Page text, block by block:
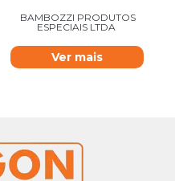
BAMBOZZI PRODUTOS
ESPECIAIS LTDA
Ver mais